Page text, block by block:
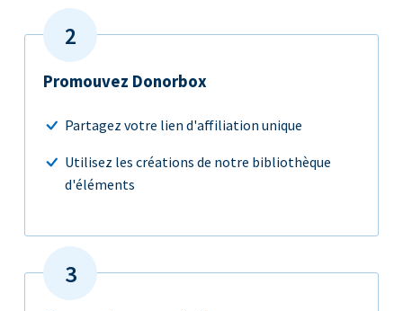
Promouvez Donorbox
Partagez votre lien d'affiliation unique
Utilisez les créations de notre bibliothèque
d'éléments